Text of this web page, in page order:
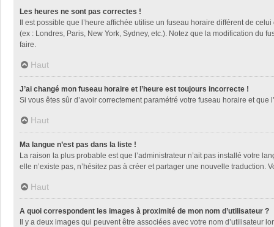
Les heures ne sont pas correctes !
Il est possible que l’heure affichée utilise un fuseau horaire différent de
(ex : Londres, Paris, New York, Sydney, etc.). Notez que la modification du
faire.
Haut
J’ai changé mon fuseau horaire et l’heure est toujours incorrecte !
Si vous êtes sûr d’avoir correctement paramétré votre fuseau horaire et
Haut
Ma langue n’est pas dans la liste !
La raison la plus probable est que l’administrateur n’ait pas installé votre
elle n’existe pas, n’hésitez pas à créer et partager une nouvelle traduction.
Haut
A quoi correspondent les images à proximité de mon nom d’utilisateur ?
Il y a deux images qui peuvent être associées avec votre nom d’utilisateur